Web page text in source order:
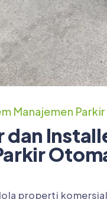
Manajemen Parkir
dan
properti